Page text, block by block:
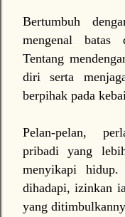
Bertumbuh
mengenal batas
Tentang
diri serta
berpihak pada
Pelan-pelan,
pribadi yang
menyikapi
dihadapi, izinkan
yang